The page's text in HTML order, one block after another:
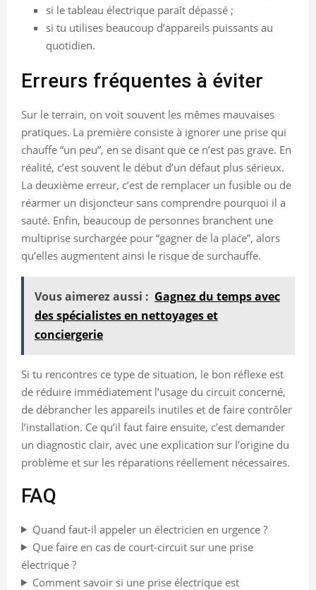
si le tableau électrique paraît dépassé ;
si tu utilises beaucoup d’appareils puissants au
quotidien.
Erreurs fréquentes à éviter
Sur le terrain, on voit souvent les mêmes mauvaises
pratiques. La première consiste à ignorer une prise qui
chauffe “un peu”, en se disant que ce n’est pas grave. En
réalité, c’est souvent le début d’un défaut plus sérieux.
La deuxième erreur, c’est de remplacer un fusible ou de
réarmer un disjoncteur sans comprendre pourquoi il a
sauté. Enfin, beaucoup de personnes branchent une
multiprise surchargée pour “gagner de la place”, alors
qu’elles augmentent ainsi le risque de surchauffe.
Vous aimerez aussi : Gagnez du temps avec
des spécialistes en nettoyages et
conciergerie
Si tu rencontres ce type de situation, le bon réflexe est
de réduire immédiatement l’usage du circuit concerné,
de débrancher les appareils inutiles et de faire contrôler
l’installation. Ce qu’il faut faire ensuite, c’est demander
un diagnostic clair, avec une explication sur l’origine du
problème et sur les réparations réellement nécessaires.
FAQ
Quand faut-il appeler un électricien en urgence ?
Que faire en cas de court-circuit sur une prise
électrique ?
Comment savoir si une prise électrique est